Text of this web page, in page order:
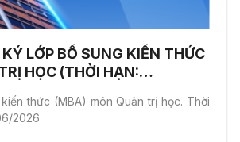
LỚP BỔ SUNG KIẾN THỨC
HỌC (THỜI HẠN:
thức (MBA) môn Quản trị học. Thời
2026